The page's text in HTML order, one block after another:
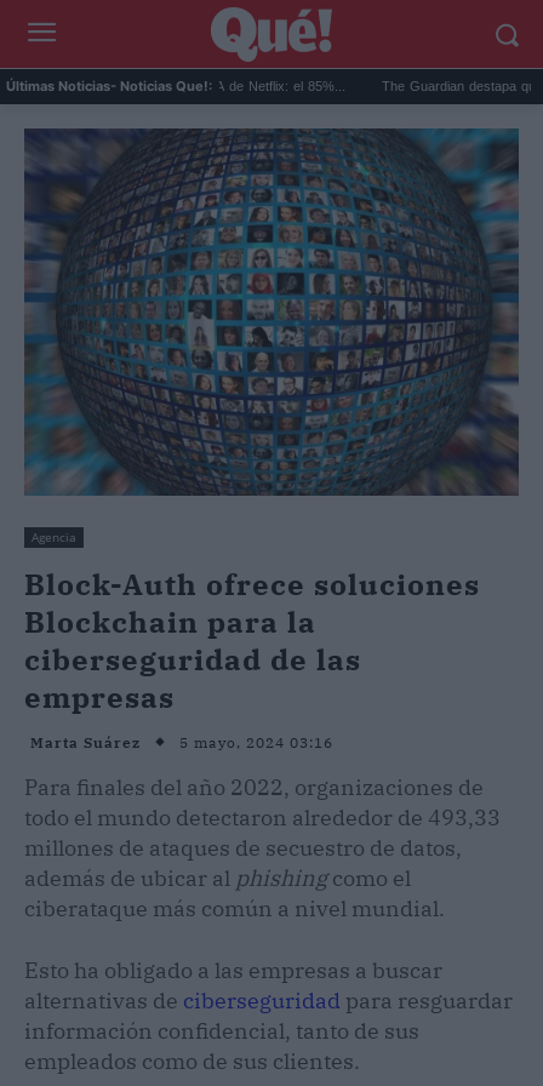
Últimas Noticias- Noticias Que!:
en el estudio del FIFA de Netflix: el 85%... The Guardian destapa que los
Agencia
Block-Auth ofrece soluciones
Blockchain para la
ciberseguridad de las
empresas
Marta Suárez 5 mayo, 2024 03:16
Para finales del año 2022, organizaciones de
todo el mundo detectaron alrededor de 493,33
millones de ataques de secuestro de datos,
además de ubicar al phishingcomo el
ciberataque más común a nivel mundial.
Esto ha obligado a las empresas a buscar
alternativas de ciberseguridad para resguardar
información confidencial, tanto de sus
empleados como de sus clientes.